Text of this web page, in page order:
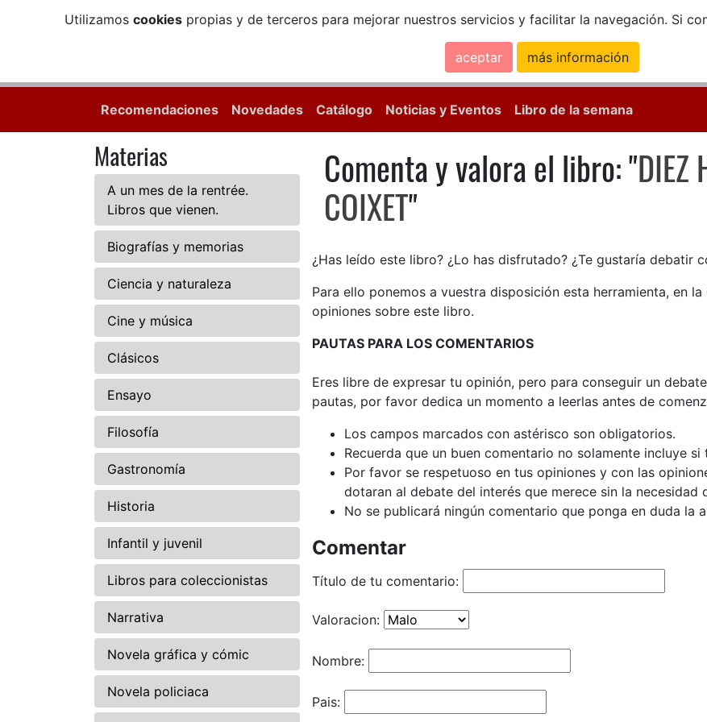
Utilizamos cookiespropias y de terceros para mejorar nuestros servicios y facilitar la navegación. Si
aceptar más información
Recomendaciones Novedades Catálogo Noticias y Eventos Libro de la semana
Materias
A un mes de la rentrée.
Libros que vienen.
Biografías y memorias
Ciencia y naturaleza
Cine y música
Clásicos
Ensayo
Filosofía
Gastronomía
Historia
Infantil y juvenil
Libros para coleccionistas
Narrativa
Novela gráfica y cómic
Novela policiaca
Comenta y valora el libro: DIEZ
Comenta y valora el libro: "DIEZ
COIXET"
¿Has leído este libro? ¿Lo has disfrutado? ¿Te gustaría debatir
Para ello ponemos a vuestra disposición esta herramienta, en
opiniones sobre este libro.
PAUTAS PARA LOS COMENTARIOS
Eres libre de expresar tu opinión, pero para conseguir un
pautas, por favor dedica un momento a leerlas antes de
Los campos marcados con astérisco son obligatorios.
Recuerda que un buen comentario no solamente incluye
Por favor se respetuoso en tus opiniones y con las
dotaran al debate del interés que merece sin la necesidad
No se publicará ningún comentario que ponga en duda la
Comentar
Título de tu comentario:
Valoracion:
Nombre:
Pais: